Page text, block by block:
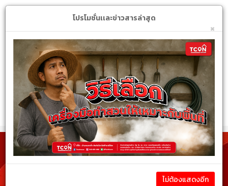
หมวดหมู่สินค้า
รายละเอียดโปรโมชั่นเเละข่าวสาร
โปรโมชั่นเเละข่าวสารล่าสุด
×
ไม่ต้องแสดงอีก